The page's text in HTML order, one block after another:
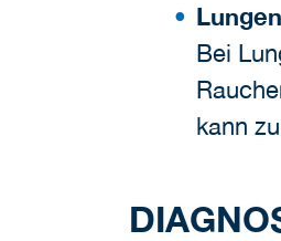
Bei
kann